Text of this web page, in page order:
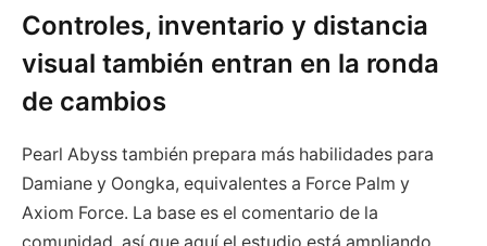
Controles, inventario y distancia
visual también entran en la ronda
de cambios
Pearl Abyss también prepara más habilidades para
Damiane y Oongka, equivalentes a Force Palm y
Axiom Force. La base es el comentario de la